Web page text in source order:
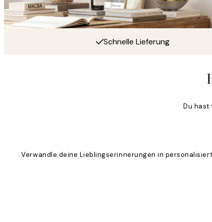
Schnelle Lieferung
Du hast
Verwandle deine Lieblingserinnerungen in